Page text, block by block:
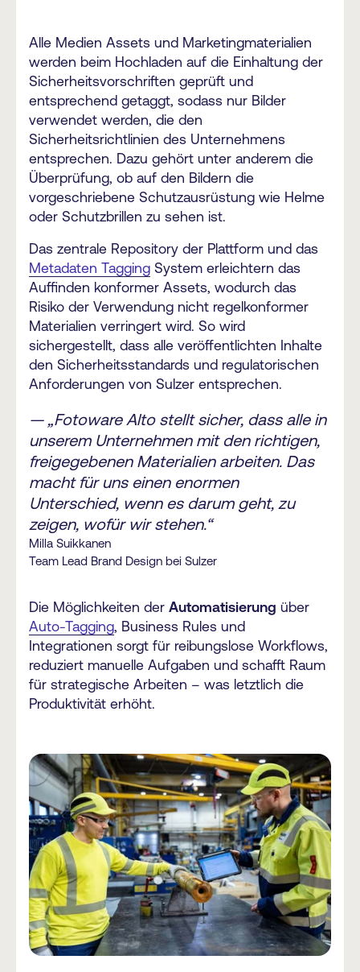
Alle Medien Assets und Marketingmaterialien
werden beim Hochladen auf die Einhaltung der
Sicherheitsvorschriften geprüft und
entsprechend getaggt, sodass nur Bilder
verwendet werden, die den
Sicherheitsrichtlinien des Unternehmens
entsprechen. Dazu gehört unter anderem die
Überprüfung, ob auf den Bildern die
vorgeschriebene Schutzausrüstung wie Helme
oder Schutzbrillen zu sehen ist.
Das zentrale Repository der Plattform und das
Metadaten Tagging System erleichtern das
Auffinden konformer Assets, wodurch das
Risiko der Verwendung nicht regelkonformer
Materialien verringert wird. So wird
sichergestellt, dass alle veröffentlichten Inhalte
den Sicherheitsstandards und regulatorischen
Anforderungen von Sulzer entsprechen.
— „Fotoware Alto stellt sicher, dass alle in
unserem Unternehmen mit den richtigen,
freigegebenen Materialien arbeiten. Das
macht für uns einen enormen
Unterschied, wenn es darum geht, zu
zeigen, wofür wir stehen.“
Milla Suikkanen
Team Lead Brand Design bei Sulzer
Die Möglichkeiten der Automatisierung über
Auto-Tagging, Business Rules und
Integrationen sorgt für reibungslose Workflows,
reduziert manuelle Aufgaben und schafft Raum
für strategische Arbeiten – was letztlich die
Produktivität erhöht.